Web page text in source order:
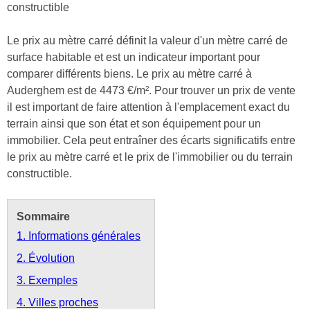
constructible
Le prix au mètre carré définit la valeur d'un mètre carré de
surface habitable et est un indicateur important pour
comparer différents biens. Le prix au mètre carré à
Auderghem est de 4473 €/m². Pour trouver un prix de vente
il est important de faire attention à l'emplacement exact du
terrain ainsi que son état et son équipement pour un
immobilier. Cela peut entraîner des écarts significatifs entre
le prix au mètre carré et le prix de l'immobilier ou du terrain
constructible.
Sommaire
1. Informations générales
2. Évolution
3. Exemples
4. Villes proches